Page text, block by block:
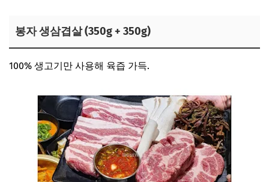
봉자 생삼겹살 (350g + 350g)
100% 생고기만 사용해 육즙 가득.